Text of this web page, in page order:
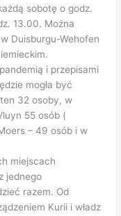
sobotę o godz.
13.00. Można
Duisburgu-Wehofen
i przepisami
mogła być
32 osoby, w
55 osób (
– 49 osób i w
miejscach
jednego
razem. Od
Kurii i władz